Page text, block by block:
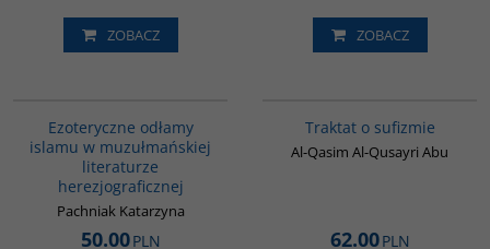
ZOBACZ ZOBACZ
Ezoteryczne odłamy
islamu w muzułmańskiej
literaturze
herezjograficznej
Pachniak Katarzyna
50.00PLN
Traktat o sufizmie
Al-Qasim Al-Qusayri Abu
62.00PLN